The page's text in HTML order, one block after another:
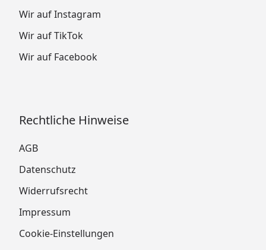
Wir auf Instagram
Wir auf TikTok
Wir auf Facebook
Rechtliche Hinweise
AGB
Datenschutz
Widerrufsrecht
Impressum
Cookie-Einstellungen